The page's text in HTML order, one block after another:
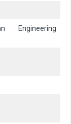
Engineering